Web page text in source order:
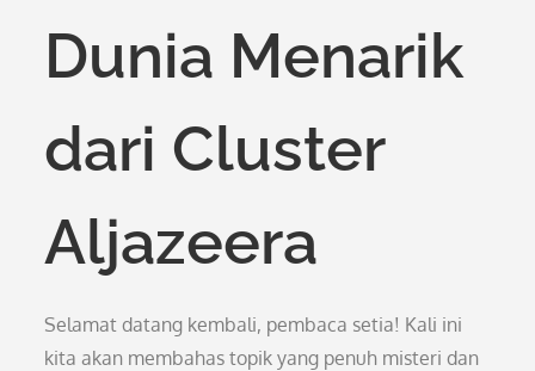
Dunia Menarik
dari Cluster
Aljazeera
Selamat datang kembali, pembaca setia! Kali ini
kita akan membahas topik yang penuh misteri dan